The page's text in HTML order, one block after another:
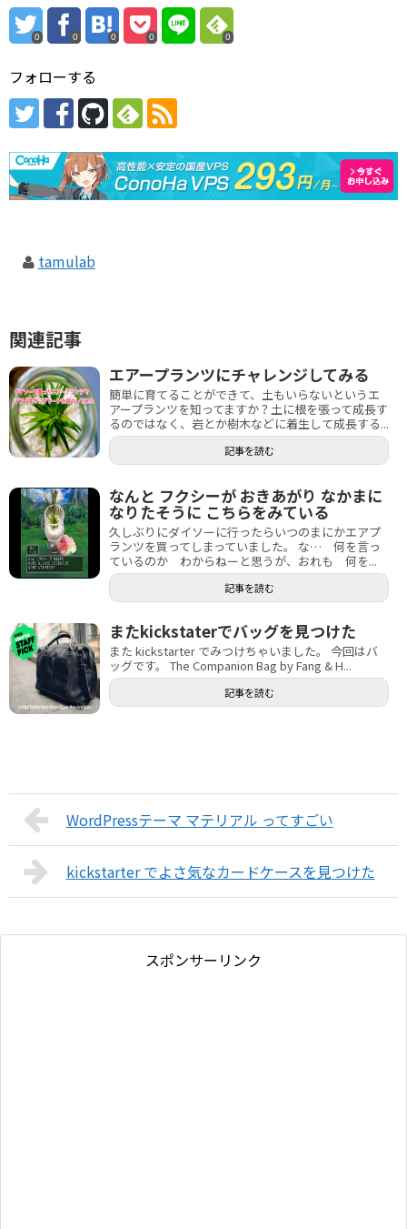
0 0 0 0 0
フォローする
tamulab
関連記事
エアープランツにチャレンジしてみる
簡単に育てることができて、土もいらないというエ
アープランツを知ってますか？土に根を張って成長す
るのではなく、岩とか樹木などに着生して成長する...
記事を読む
なんと フクシーが おきあがり なかまに
なりたそうに こちらをみている
久しぶりにダイソーに行ったらいつのまにかエアプ
ランツを買ってしまっていました。 な… 何を言っ
ているのか わからねーと思うが、おれも 何を...
記事を読む
またkickstaterでバッグを見つけた
また kickstarter でみつけちゃいました。 今回はバ
ッグです。 The Companion Bag by Fang & H...
記事を読む
WordPressテーマ マテリアル ってすごい
kickstarter でよさ気なカードケースを見つけた
スポンサーリンク